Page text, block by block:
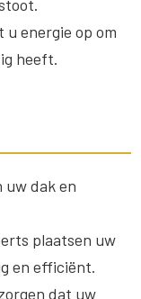
energie op om
heeft.
uw dak en
plaatsen uw
en efficiënt.
dat uw